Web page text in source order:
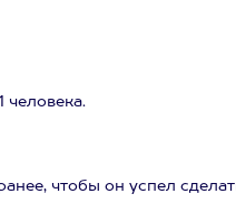
человека.
чтобы он успел